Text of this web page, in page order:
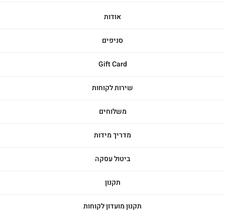
אודות
סניפים
Gift Card
שירות לקוחות
משלוחים
מדריך מידות
ביטול עסקה
תקנון
תקנון מועדון לקוחות